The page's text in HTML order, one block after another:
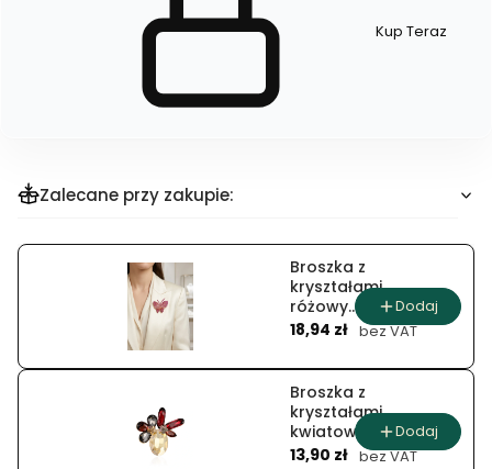
Szybki
produktu
Broszka
Kup Teraz
Zalecane przy zakupie:
Broszka z
kryształami
różowy
motyl w
oprawie
Cena
18,94 zł bez VAT
Dodaj
Broszka z
kryształami
kwiatowa
kompozycja
Cena
13,90 zł bez VAT
Dodaj